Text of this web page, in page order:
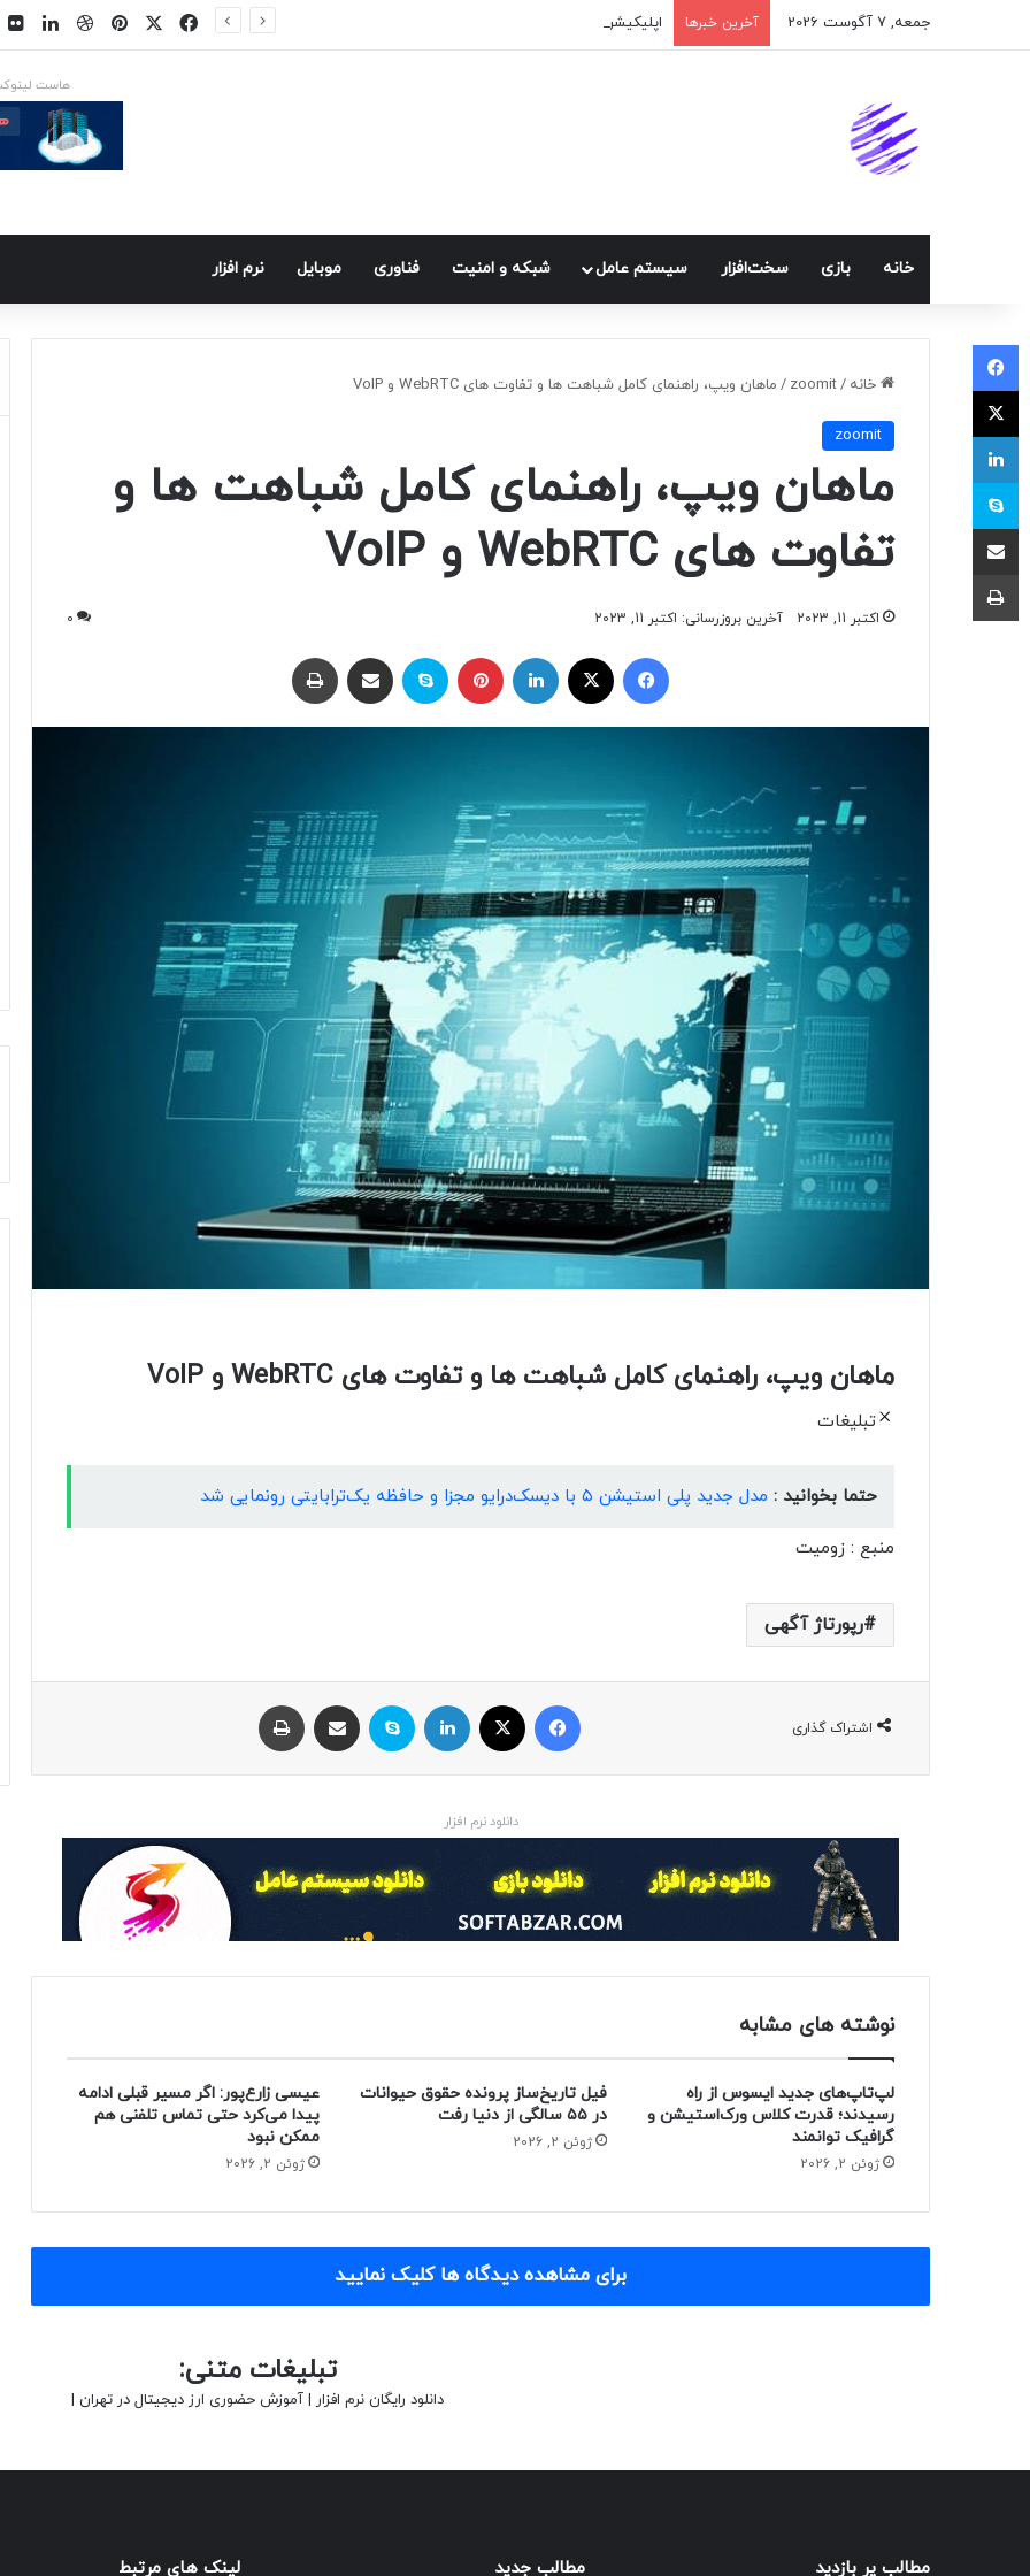
جمعه, 7 آگوست 2026 آخرین خبرها اپلیکیشن پیام‌رسان ایکس در راه است فیسبوک
ایکس پینتریستدریبببل
هاست
خانه بازی سخت‌افزار سيستم عامل شبكه و امنيت فناوری موبايل نرم افزار
خانه /
zoomit
/ ماهان ویپ، راهنمای کامل شباهت ها و تفاوت های WebRTC و VoIP
zoomit
ماهان ویپ، راهنمای کامل شباهت ها و
تفاوت های WebRTC و VoIP
اکتبر 11, 2023 آخرین بروزرسانی: اکتبر 11, 2023 0
ایکس
ماهان ویپ، راهنمای کامل شباهت ها و تفاوت های WebRTC و VoIP
تبلیغات
حتما بخوانید : مدل جدید پلی استیشن ۵ با دیسک‌‌درایو مجزا و حافظه یک‌ترابایتی رونمایی شد
منبع : زومیت
رپورتاژ آگهی
اشتراک گذاری
ایکس
دانلود نرم افزار
نوشته های مشابه
لپ‌تاپ‌های جدید ایسوس از راه
رسیدند؛ قدرت کلاس ورک‌استیشن و
گرافیک توانمند
ژوئن 2, 2026
فیل تاریخ‌ساز پرونده حقوق حیوانات
در ۵۵ سالگی از دنیا رفت
ژوئن 2, 2026
عیسی زارع‌پور: اگر مسیر قبلی ادامه
پیدا می‌کرد حتی تماس تلفنی هم
ممکن نبود
ژوئن 2, 2026
برای مشاهده دیدگاه ها کلیک نمایید
تبلیغات متنی:
دانلود رایگان نرم افزار | آموزش حضوری ارز دیجیتال در تهران |
مطالب پر بازدید مطالب جدید لینک های مرتبط
فیسبوک